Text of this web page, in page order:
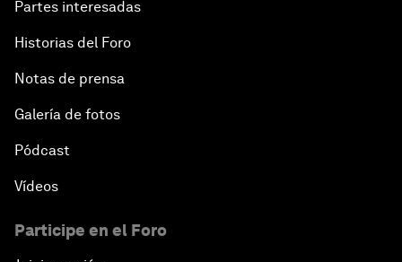
Partes interesadas
Historias del Foro
Notas de prensa
Galería de fotos
Pódcast
Vídeos
Participe en el Foro